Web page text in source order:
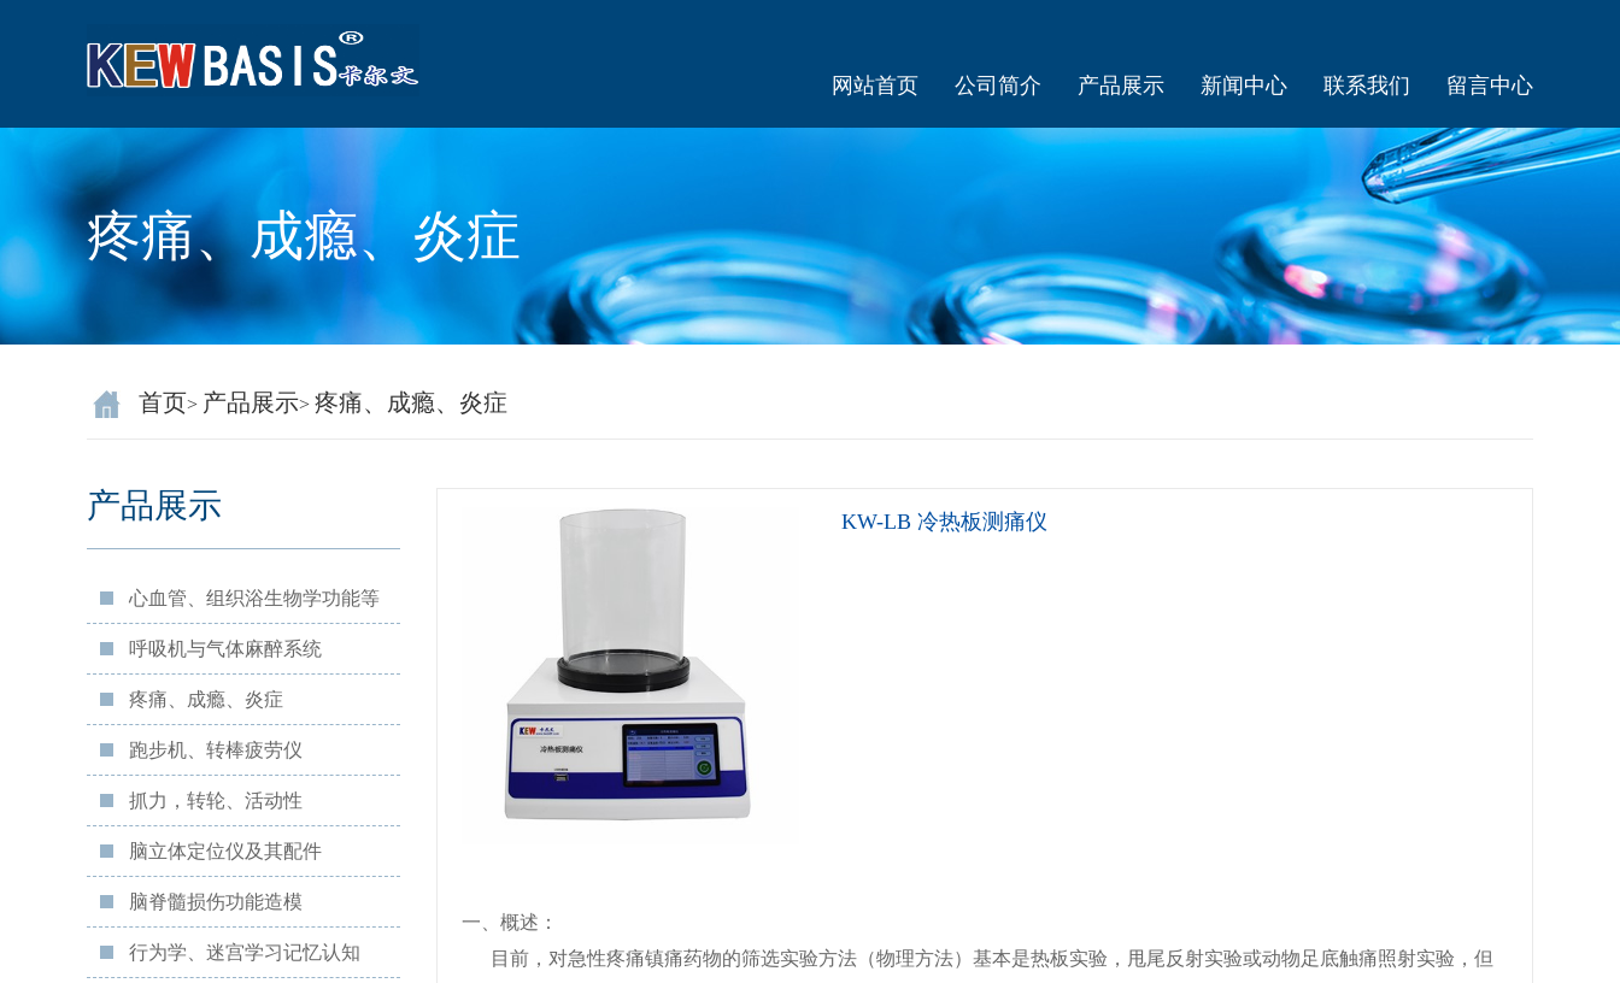
网站首页 公司简介 产品展示 新闻中心 联系我们 留言中心
疼痛、成瘾、炎症
首页> 产品展示> 疼痛、成瘾、炎症
产品展示
心血管、组织浴生物学功能等
呼吸机与气体麻醉系统
疼痛、成瘾、炎症
跑步机、转棒疲劳仪
抓力，转轮、活动性
脑立体定位仪及其配件
脑脊髓损伤功能造模
行为学、迷宫学习记忆认知
KW-LB 冷热板测痛仪
一、概述：
目前，对急性疼痛镇痛药物的筛选实验方法（物理方法）基本是热板实验，甩尾反射实验或动物足底触痛照射实验，但